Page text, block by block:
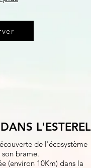
L'ESTEREL
de l'écosystème
brame.
(environ 10Km) dans la